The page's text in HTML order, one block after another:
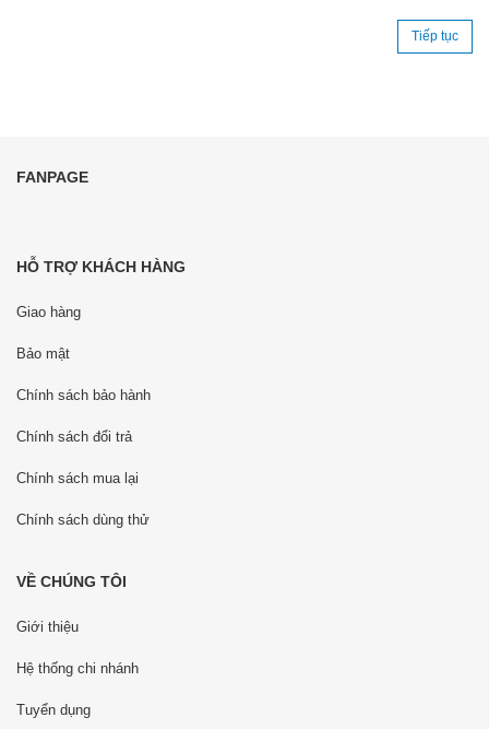
Tiếp tục
FANPAGE
HỖ TRỢ KHÁCH HÀNG
Giao hàng
Bảo mật
Chính sách bảo hành
Chính sách đổi trả
Chính sách mua lại
Chính sách dùng thử
VỀ CHÚNG TÔI
Giới thiệu
Hệ thống chi nhánh
Tuyển dụng